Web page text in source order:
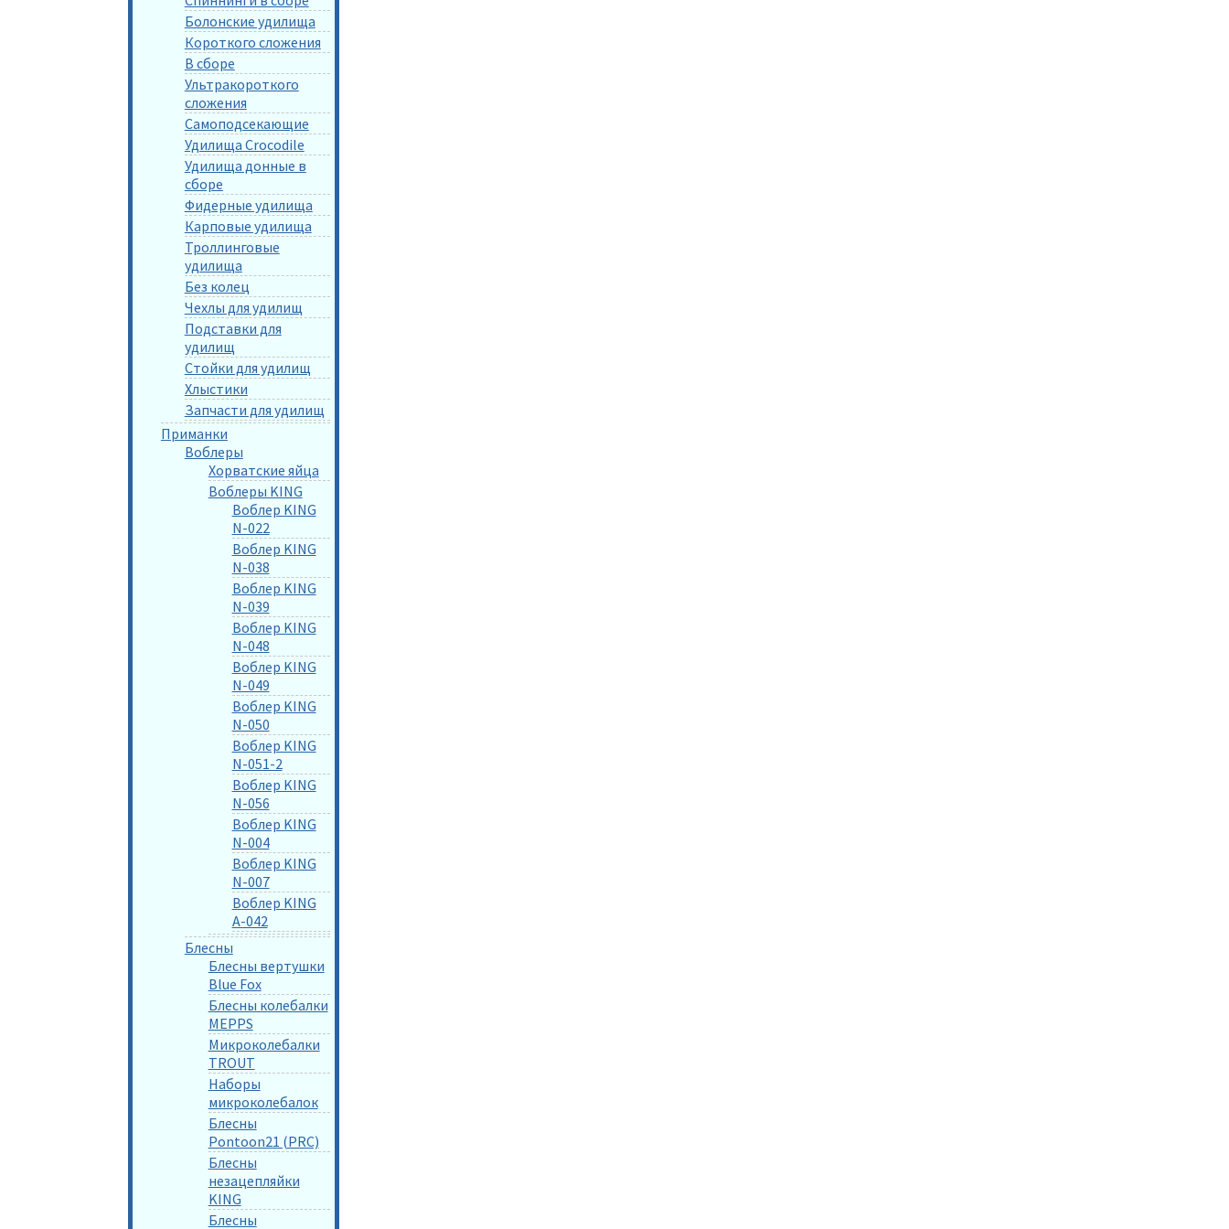
Болонские удилища
Короткого сложения
В сборе
Ультракороткого
сложения
Самоподсекающие
Удилища Crocodile
Удилища донные в
сборе
Фидерные удилища
Карповые удилища
Троллинговые
удилища
Без колец
Чехлы для удилищ
Подставки для
удилищ
Стойки для удилищ
Хлыстики
Запчасти для удилищ
Приманки
Воблеры
Хорватские яйца
Воблеры KING
Воблер KING
N-022
Воблер KING
N-038
Воблер KING
N-039
Воблер KING
N-048
Воблер KING
N-049
Воблер KING
N-050
Воблер KING
N-051-2
Воблер KING
N-056
Воблер KING
N-004
Воблер KING
N-007
Воблер KING
A-042
Блесны
Блесны вертушки
Blue Fox
Блесны колебалки
MEPPS
Микроколебалки
TROUT
Наборы
микроколебалок
Блесны
Pontoon21 (PRC)
Блесны
незацепляйки
KING
Блесны